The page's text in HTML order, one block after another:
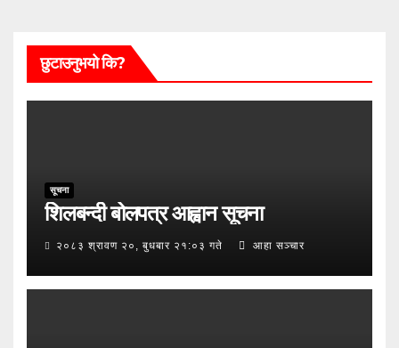
छुटाउनुभयो कि?
सूचना
शिलबन्दी बोलपत्र आह्वान सूचना
२०८३ श्रावण २०, बुधबार २१:०३ गते आहा सञ्चार